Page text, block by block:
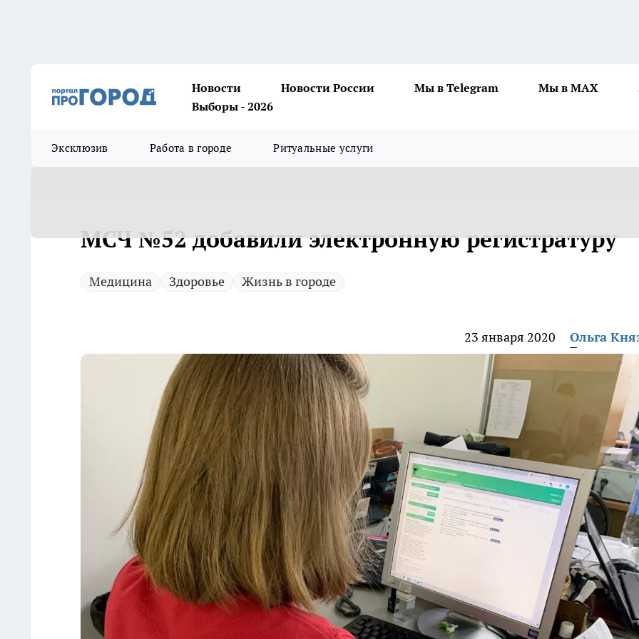
Новости Новости России Мы в Telegram Мы в MAX
Выборы - 2026
Эксклюзив Работа в городе Ритуальные услуги
МСЧ №52 добавили электронную регистратуру
Медицина Здоровье Жизнь в городе
23 января 2020 Ольга